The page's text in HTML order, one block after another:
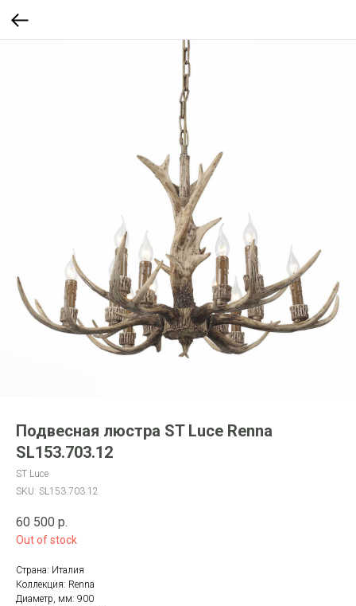
Подвесная люстра ST Luce Renna
SL153.703.12
ST Luce
SKU: SL153.703.12
60 500 р.
Out of stock
Страна: Италия
Коллекция: Renna
Диаметр, мм: 900